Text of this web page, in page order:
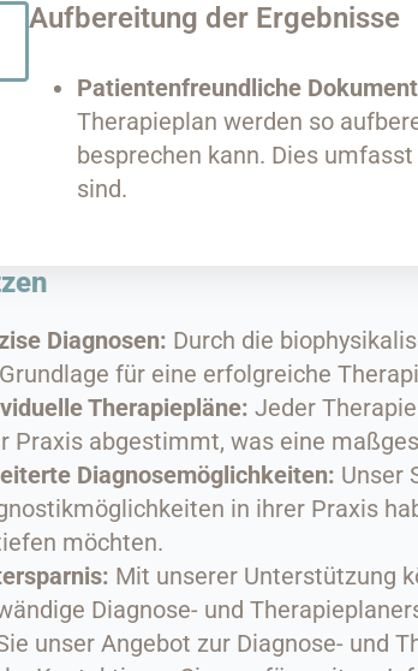
Aufbereitung der Ergebnisse
Patientenfreundliche
Therapieplan werden so
besprechen kann. Dies
sind.
Diagnosen: Durch die
für eine erfolgreiche
Therapiepläne: Jeder
Praxis abgestimmt, was eine
Diagnosemöglichkeiten: Unser
in ihrer Praxis
möchten.
Mit unserer Unterstützung
Diagnose- und
unser Angebot zur Diagnose- und